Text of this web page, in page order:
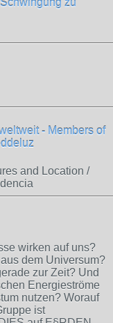
zu
- Members of
and Location /
wirken auf uns?
dem Universum?
zur Zeit? Und
Energieströme
nutzen? Worauf
ist